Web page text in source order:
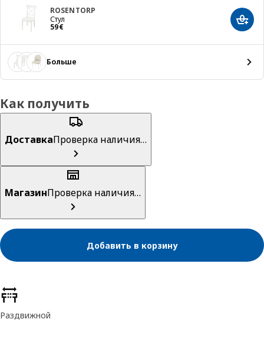
ROSENTORP
Стул
59€
Цена 59€
Больше
Как получить
ДоставкаПроверка наличия…
МагазинПроверка наличия…
Добавить в корзину
Характеристики товара
Раздвижной